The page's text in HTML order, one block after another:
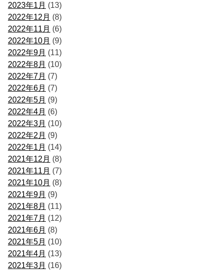
2023年1月 (13)
2022年12月 (8)
2022年11月 (6)
2022年10月 (9)
2022年9月 (11)
2022年8月 (10)
2022年7月 (7)
2022年6月 (7)
2022年5月 (9)
2022年4月 (6)
2022年3月 (10)
2022年2月 (9)
2022年1月 (14)
2021年12月 (8)
2021年11月 (7)
2021年10月 (8)
2021年9月 (9)
2021年8月 (11)
2021年7月 (12)
2021年6月 (8)
2021年5月 (10)
2021年4月 (13)
2021年3月 (16)